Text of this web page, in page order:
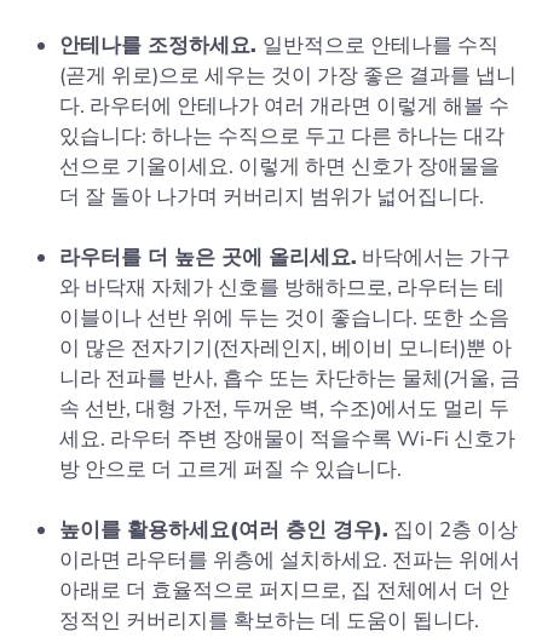
안테나를 조정하세요. 일반적으로 안테나를 수직
(곧게 위로)으로 세우는 것이 가장 좋은 결과를 냅니
다. 라우터에 안테나가 여러 개라면 이렇게 해볼 수
있습니다: 하나는 수직으로 두고 다른 하나는 대각
선으로 기울이세요. 이렇게 하면 신호가 장애물을
더 잘 돌아 나가며 커버리지 범위가 넓어집니다.
라우터를 더 높은 곳에 올리세요. 바닥에서는 가구
와 바닥재 자체가 신호를 방해하므로, 라우터는 테
이블이나 선반 위에 두는 것이 좋습니다. 또한 소음
이 많은 전자기기(전자레인지, 베이비 모니터)뿐 아
니라 전파를 반사, 흡수 또는 차단하는 물체(거울, 금
속 선반, 대형 가전, 두꺼운 벽, 수조)에서도 멀리 두
세요. 라우터 주변 장애물이 적을수록 Wi‑Fi 신호가
방 안으로 더 고르게 퍼질 수 있습니다.
높이를 활용하세요(여러 층인 경우). 집이 2층 이상
이라면 라우터를 위층에 설치하세요. 전파는 위에서
아래로 더 효율적으로 퍼지므로, 집 전체에서 더 안
정적인 커버리지를 확보하는 데 도움이 됩니다.